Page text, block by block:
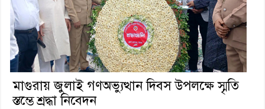
মাগুরায় জুলাই গণঅভ্যুত্থান দিবস উপলক্ষে স্মৃতি
স্তম্ভে শ্রদ্ধা নিবেদন